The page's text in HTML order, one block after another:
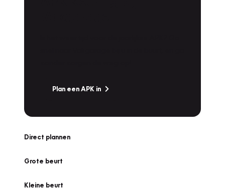
Plan een APK in
Direct plannen
Grote beurt
Kleine beurt